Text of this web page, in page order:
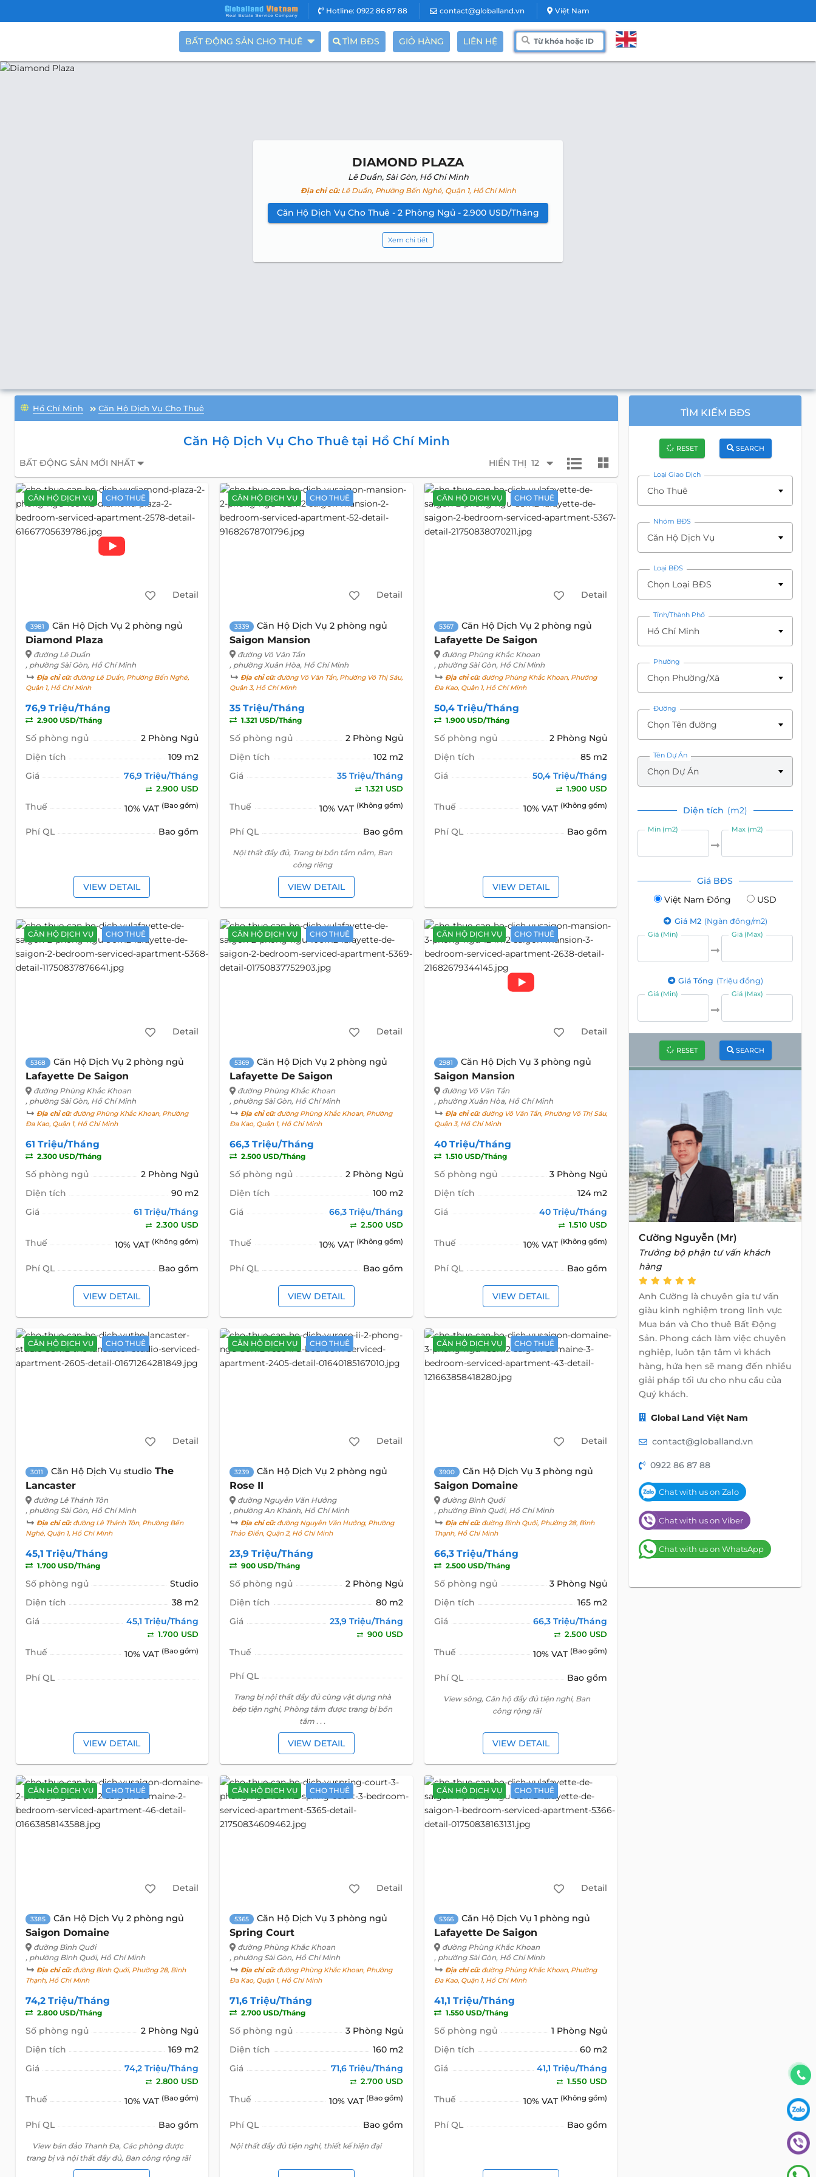
Hotline: 0922 86 87 88 contact@globalland.vn Việt Nam
BẤT ĐỘNG SẢN CHO THUÊ TÌM BĐS GIỎ HÀNG LIÊN HỆ
DIAMOND PLAZA
Lê Duẩn, Sài Gòn, Hồ Chí Minh
Địa chỉ cũ:Lê Duẩn, Phường Bến Nghé, Quận 1, Hồ Chí Minh
Căn Hộ Dịch Vụ Cho Thuê - 2 Phòng Ngủ - 2.900 USD/Tháng
Xem chi tiết
Hồ Chí Minh Căn Hộ Dịch Vụ Cho Thuê
Căn Hộ Dịch Vụ Cho Thuê tại Hồ Chí Minh
BẤT ĐỘNG SẢN MỚI NHẤT HIỂN THỊ 12
CĂN HỘ DỊCH VỤ CHO THUÊ
Detail
3981 Căn Hộ Dịch Vụ 2 phòng ngủ
Diamond Plaza
đường Lê Duẩn
, phường Sài Gòn, Hồ Chí Minh
Địa chỉ cũ:đường Lê Duẩn, Phường Bến Nghé,
Quận 1, Hồ Chí Minh
76,9 Triệu/Tháng
2.900 USD/Tháng
Số phòng ngủ
2 Phòng Ngủ
Diện tích
109 m2
Giá
76,9 Triệu/Tháng
2.900 USD
Thuế 10% VAT (Bao gồm)
Phí QL Bao gồm
VIEW DETAIL
CĂN HỘ DỊCH VỤ CHO THUÊ
Detail
3339 Căn Hộ Dịch Vụ 2 phòng ngủ
Saigon Mansion
đường Võ Văn Tần
, phường Xuân Hòa, Hồ Chí Minh
Địa chỉ cũ:đường Võ Văn Tần, Phường Võ Thị Sáu,
Quận 3, Hồ Chí Minh
35 Triệu/Tháng
1.321 USD/Tháng
Số phòng ngủ
2 Phòng Ngủ
Diện tích
102 m2
Giá
35 Triệu/Tháng
1.321 USD
Thuế 10% VAT (Không gồm)
Phí QL Bao gồm
Nội thất đầy đủ, Trang bị bồn tắm nằm, Ban
công riêng
VIEW DETAIL
CĂN HỘ DỊCH VỤ CHO THUÊ
Detail
5367 Căn Hộ Dịch Vụ 2 phòng ngủ
Lafayette De Saigon
đường Phùng Khắc Khoan
, phường Sài Gòn, Hồ Chí Minh
Địa chỉ cũ:đường Phùng Khắc Khoan, Phường
Đa Kao, Quận 1, Hồ Chí Minh
50,4 Triệu/Tháng
1.900 USD/Tháng
Số phòng ngủ
2 Phòng Ngủ
Diện tích
85 m2
Giá
50,4 Triệu/Tháng
1.900 USD
Thuế 10% VAT (Không gồm)
Phí QL Bao gồm
VIEW DETAIL
CĂN HỘ DỊCH VỤ CHO THUÊ
Detail
5368 Căn Hộ Dịch Vụ 2 phòng ngủ
Lafayette De Saigon
đường Phùng Khắc Khoan
, phường Sài Gòn, Hồ Chí Minh
Địa chỉ cũ:đường Phùng Khắc Khoan, Phường
Đa Kao, Quận 1, Hồ Chí Minh
61 Triệu/Tháng
2.300 USD/Tháng
Số phòng ngủ
2 Phòng Ngủ
Diện tích
90 m2
Giá
61 Triệu/Tháng
2.300 USD
Thuế 10% VAT (Không gồm)
Phí QL Bao gồm
VIEW DETAIL
CĂN HỘ DỊCH VỤ CHO THUÊ
Detail
5369 Căn Hộ Dịch Vụ 2 phòng ngủ
Lafayette De Saigon
đường Phùng Khắc Khoan
, phường Sài Gòn, Hồ Chí Minh
Địa chỉ cũ:đường Phùng Khắc Khoan, Phường
Đa Kao, Quận 1, Hồ Chí Minh
66,3 Triệu/Tháng
2.500 USD/Tháng
Số phòng ngủ
2 Phòng Ngủ
Diện tích
100 m2
Giá
66,3 Triệu/Tháng
2.500 USD
Thuế 10% VAT (Không gồm)
Phí QL Bao gồm
VIEW DETAIL
CĂN HỘ DỊCH VỤ CHO THUÊ
Detail
2981 Căn Hộ Dịch Vụ 3 phòng ngủ
Saigon Mansion
đường Võ Văn Tần
, phường Xuân Hòa, Hồ Chí Minh
Địa chỉ cũ:đường Võ Văn Tần, Phường Võ Thị Sáu,
Quận 3, Hồ Chí Minh
40 Triệu/Tháng
1.510 USD/Tháng
Số phòng ngủ
3 Phòng Ngủ
Diện tích
124 m2
Giá
40 Triệu/Tháng
1.510 USD
Thuế 10% VAT (Không gồm)
Phí QL Bao gồm
VIEW DETAIL
CĂN HỘ DỊCH VỤ CHO THUÊ
Detail
3011 Căn Hộ Dịch Vụ studio The
Lancaster
đường Lê Thánh Tôn
, phường Sài Gòn, Hồ Chí Minh
Địa chỉ cũ:đường Lê Thánh Tôn, Phường Bến
Nghé, Quận 1, Hồ Chí Minh
45,1 Triệu/Tháng
1.700 USD/Tháng
Số phòng ngủ
Studio
Diện tích
38 m2
Giá
45,1 Triệu/Tháng
1.700 USD
Thuế 10% VAT (Bao gồm)
Phí QL
VIEW DETAIL
CĂN HỘ DỊCH VỤ CHO THUÊ
Detail
3239 Căn Hộ Dịch Vụ 2 phòng ngủ
Rose II
đường Nguyễn Văn Hưởng
, phường An Khánh, Hồ Chí Minh
Địa chỉ cũ:đường Nguyễn Văn Hưởng, Phường
Thảo Điền, Quận 2, Hồ Chí Minh
23,9 Triệu/Tháng
900 USD/Tháng
Số phòng ngủ
2 Phòng Ngủ
Diện tích
80 m2
Giá
23,9 Triệu/Tháng
900 USD
Thuế
Phí QL
Trang bị nội thất đầy đủ cùng vật dụng nhà
bếp tiện nghi, Phòng tắm được trang bị bồn
tắm . . .
VIEW DETAIL
CĂN HỘ DỊCH VỤ CHO THUÊ
Detail
3900 Căn Hộ Dịch Vụ 3 phòng ngủ
Saigon Domaine
đường Bình Quới
, phường Bình Quới, Hồ Chí Minh
Địa chỉ cũ:đường Bình Quới, Phường 28, Bình
Thạnh, Hồ Chí Minh
66,3 Triệu/Tháng
2.500 USD/Tháng
Số phòng ngủ
3 Phòng Ngủ
Diện tích
165 m2
Giá
66,3 Triệu/Tháng
2.500 USD
Thuế 10% VAT (Bao gồm)
Phí QL Bao gồm
View sông, Căn hộ đầy đủ tiện nghi, Ban
công rộng rãi
VIEW DETAIL
CĂN HỘ DỊCH VỤ CHO THUÊ
Detail
3385 Căn Hộ Dịch Vụ 2 phòng ngủ
Saigon Domaine
đường Bình Quới
, phường Bình Quới, Hồ Chí Minh
Địa chỉ cũ:đường Bình Quới, Phường 28, Bình
Thạnh, Hồ Chí Minh
74,2 Triệu/Tháng
2.800 USD/Tháng
Số phòng ngủ
2 Phòng Ngủ
Diện tích
169 m2
Giá
74,2 Triệu/Tháng
2.800 USD
Thuế 10% VAT (Bao gồm)
Phí QL Bao gồm
View bán đảo Thanh Đa, Các phòng được
trang bị và nội thất đầy đủ, Ban công rộng rãi
CĂN HỘ DỊCH VỤ CHO THUÊ
Detail
5365 Căn Hộ Dịch Vụ 3 phòng ngủ
Spring Court
đường Phùng Khắc Khoan
, phường Sài Gòn, Hồ Chí Minh
Địa chỉ cũ:đường Phùng Khắc Khoan, Phường
Đa Kao, Quận 1, Hồ Chí Minh
71,6 Triệu/Tháng
2.700 USD/Tháng
Số phòng ngủ
3 Phòng Ngủ
Diện tích
160 m2
Giá
71,6 Triệu/Tháng
2.700 USD
Thuế 10% VAT (Bao gồm)
Phí QL Bao gồm
Nội thất đầy đủ tiện nghi, thiết kế hiện đại
CĂN HỘ DỊCH VỤ CHO THUÊ
Detail
5366 Căn Hộ Dịch Vụ 1 phòng ngủ
Lafayette De Saigon
đường Phùng Khắc Khoan
, phường Sài Gòn, Hồ Chí Minh
Địa chỉ cũ:đường Phùng Khắc Khoan, Phường
Đa Kao, Quận 1, Hồ Chí Minh
41,1 Triệu/Tháng
1.550 USD/Tháng
Số phòng ngủ
1 Phòng Ngủ
Diện tích
60 m2
Giá
41,1 Triệu/Tháng
1.550 USD
Thuế 10% VAT (Không gồm)
Phí QL Bao gồm
TÌM KIẾM BĐS
RESET SEARCH
Loại Giao Dịch
Cho Thuê
Nhóm BĐS
Căn Hộ Dịch Vụ
Loại BĐS
Chọn Loại BĐS
Tỉnh/Thành Phố
Hồ Chí Minh
Phường
Chọn Phường/Xã
Đường
Chọn Tên đường
Tên Dự Án
Chọn Dự Án
Diện tích (m2)
Min (m2) Max (m2)
Giá BĐS
Việt Nam Đồng
USD
Giá M2 (Ngàn đồng/m2)
Giá (Min) Giá (Max)
Giá Tổng (Triệu đồng)
Giá (Min) Giá (Max)
RESET SEARCH
Cường Nguyễn (Mr)
Trưởng bộ phận tư vấn khách
hàng
Anh Cường là chuyên gia tư vấn
giàu kinh nghiệm trong lĩnh vực
Mua bán và Cho thuê Bất Động
Sản. Phong cách làm việc chuyên
nghiệp, luôn tận tâm vì khách
hàng, hứa hẹn sẽ mang đến nhiều
giải pháp tối ưu cho nhu cầu của
Quý khách.
Global Land Việt Nam
contact@globalland.vn
0922 86 87 88
Chat with us on Zalo
Chat with us on Viber
Chat with us on WhatsApp